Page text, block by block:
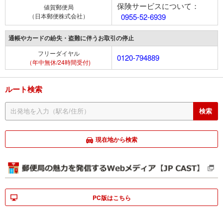
値賀郵便局
（日本郵便株式会社）
保険サービスについて：
0955-52-6939
通帳やカードの紛失・盗難に伴うお取引の停止
フリーダイヤル
（年中無休/24時間受付)
0120-794889
ルート検索
現在地から検索
PC版はこちら